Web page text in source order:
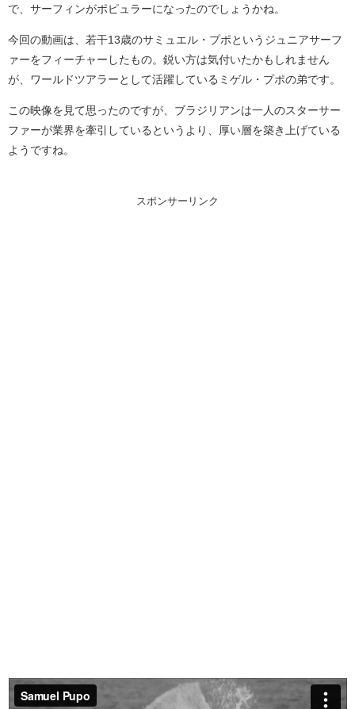
で、サーフィンがポピュラーになったのでしょうかね。
今回の動画は、若干13歳のサミュエル・プポというジュニアサーフ
ァーをフィーチャーしたもの。鋭い方は気付いたかもしれません
が、ワールドツアラーとして活躍しているミゲル・プポの弟です。
この映像を見て思ったのですが、ブラジリアンは一人のスターサー
ファーが業界を牽引しているというより、厚い層を築き上げている
ようですね。
スポンサーリンク